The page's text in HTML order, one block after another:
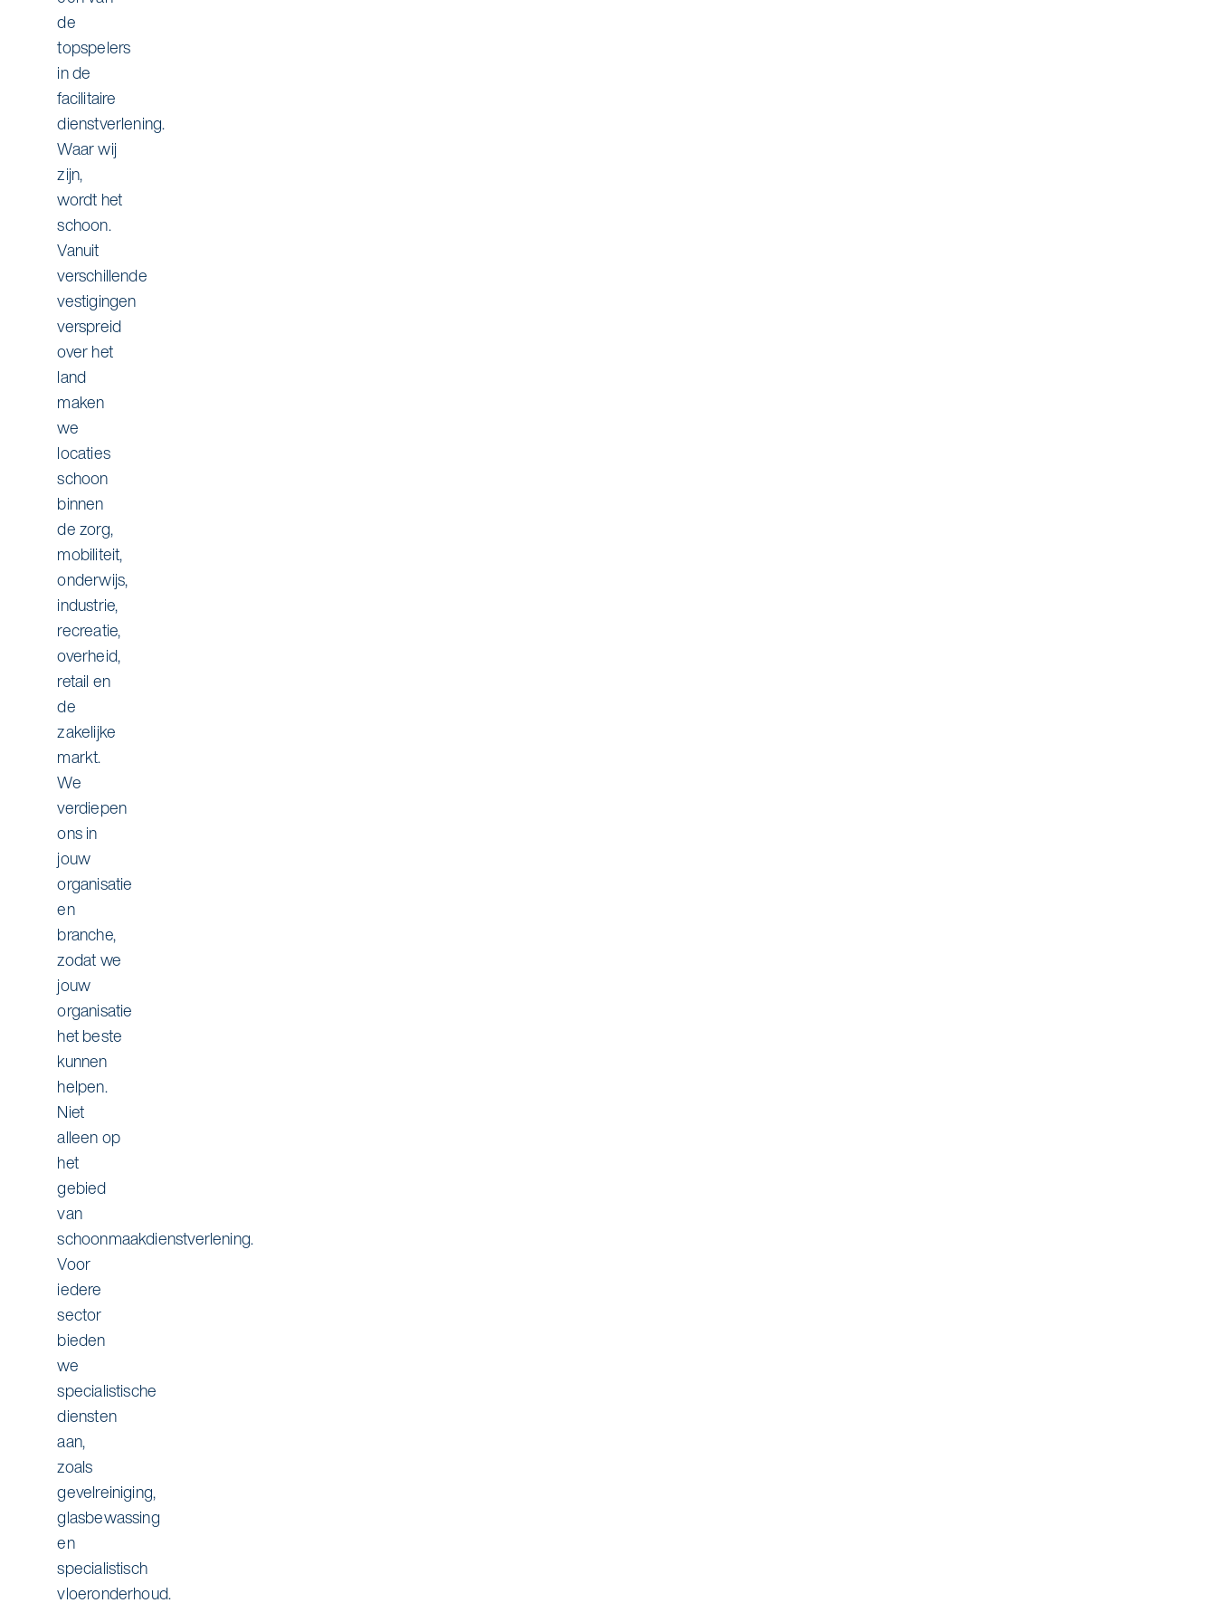
de
topspelers
in de
facilitaire
dienstverlening.
Waar wij
zijn,
wordt het
schoon.
Vanuit
verschillende
vestigingen
verspreid
over het
land
maken
we
locaties
schoon
binnen
de zorg,
mobiliteit,
onderwijs,
industrie,
recreatie,
overheid,
retail en
de
zakelijke
markt.
We
verdiepen
ons in
jouw
organisatie
en
branche,
zodat we
jouw
organisatie
het beste
kunnen
helpen.
Niet
alleen op
het
gebied
van
schoonmaakdienstverlening.
Voor
iedere
sector
bieden
we
specialistische
diensten
aan,
zoals
gevelreiniging,
glasbewassing
en
specialistisch
vloeronderhoud.